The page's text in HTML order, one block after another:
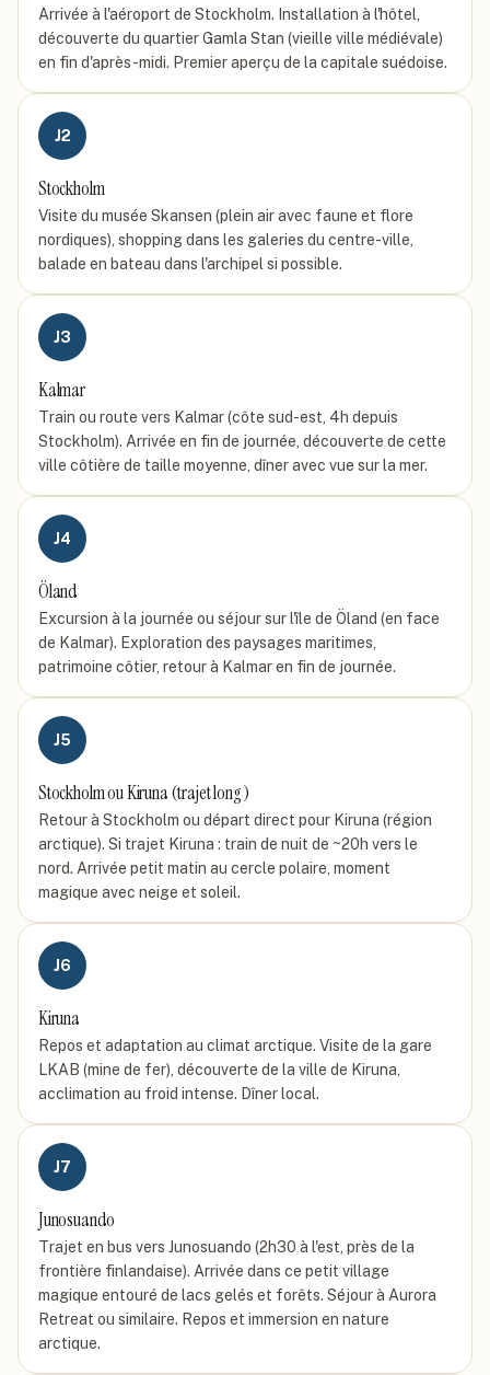
Arrivée à l'aéroport de Stockholm. Installation à l'hôtel,
découverte du quartier Gamla Stan (vieille ville médiévale)
en fin d'après-midi. Premier aperçu de la capitale suédoise.
J2
Stockholm
Visite du musée Skansen (plein air avec faune et flore
nordiques), shopping dans les galeries du centre-ville,
balade en bateau dans l'archipel si possible.
J3
Kalmar
Train ou route vers Kalmar (côte sud-est, 4h depuis
Stockholm). Arrivée en fin de journée, découverte de cette
ville côtière de taille moyenne, dîner avec vue sur la mer.
J4
Öland
Excursion à la journée ou séjour sur l'île de Öland (en face
de Kalmar). Exploration des paysages maritimes,
patrimoine côtier, retour à Kalmar en fin de journée.
J5
Stockholm ou Kiruna (trajet long)
Retour à Stockholm ou départ direct pour Kiruna (région
arctique). Si trajet Kiruna : train de nuit de ~20h vers le
nord. Arrivée petit matin au cercle polaire, moment
magique avec neige et soleil.
J6
Kiruna
Repos et adaptation au climat arctique. Visite de la gare
LKAB (mine de fer), découverte de la ville de Kiruna,
acclimation au froid intense. Dîner local.
J7
Junosuando
Trajet en bus vers Junosuando (2h30 à l'est, près de la
frontière finlandaise). Arrivée dans ce petit village
magique entouré de lacs gelés et forêts. Séjour à Aurora
Retreat ou similaire. Repos et immersion en nature
arctique.